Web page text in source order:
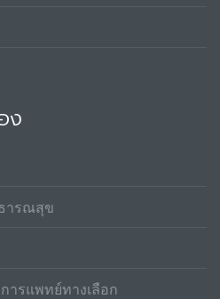
ง
ารณสุข
ารแพทย์ทางเลือก